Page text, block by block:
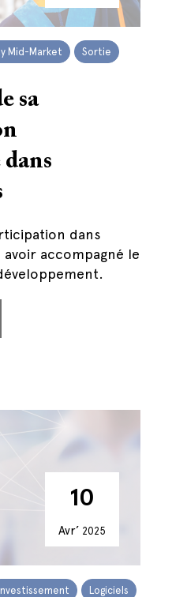
Mid-Market Sortie
sa
dans
accompagné le
10
Avr’ 2025
Investissement Logiciels